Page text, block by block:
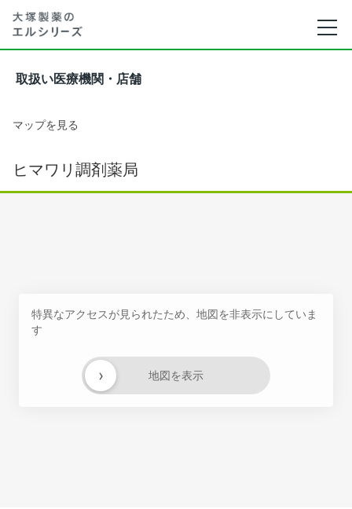
取扱い医療機関・店舗
マップを見る
ヒマワリ調剤薬局
特異なアクセスが見られたため、地図を非表示にしていま
す
地図を表示
›